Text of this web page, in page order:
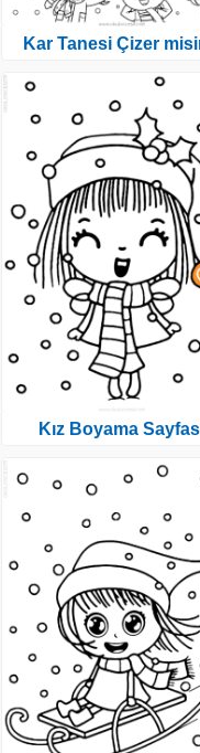
Kar Tanesi Çizer
Kız Boyama